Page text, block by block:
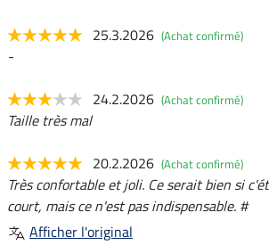
25.3.2026 (Achat confirmé)
-
24.2.2026 (Achat confirmé)
Taille très mal
20.2.2026 (Achat confirmé)
Très confortable et joli. Ce serait bien si
court, mais ce n'est pas indispensable. #
Afficher l'original